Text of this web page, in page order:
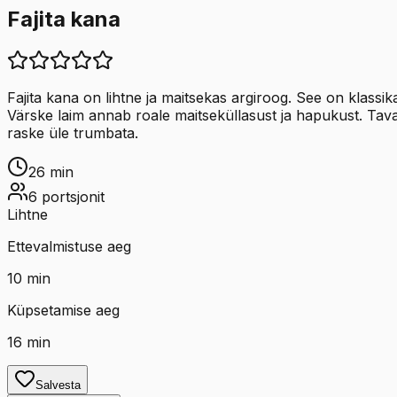
Fajita kana
Fajita kana on lihtne ja maitsekas argiroog. See on
Värske laim annab roale maitseküllasust ja hapukust.
raske üle trumbata.
26 min
6 portsjonit
Lihtne
Ettevalmistuse aeg
10 min
Küpsetamise aeg
16 min
Salvesta